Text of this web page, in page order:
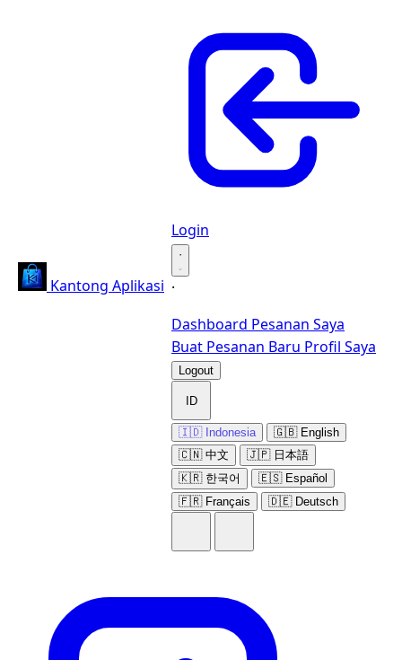
Kantong Aplikasi
Login
·
·
Dashboard Pesanan Saya
Buat Pesanan Baru Profil Saya
Logout
ID
🇮🇩 Indonesia
🇬🇧 English
🇨🇳 中文
🇯🇵 日本語
🇰🇷 한국어
🇪🇸 Español
🇫🇷 Français
🇩🇪 Deutsch